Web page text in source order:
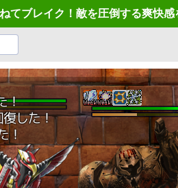
てブレイク！敵を圧倒する爽快感